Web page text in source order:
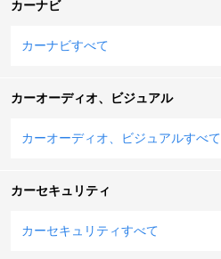
カーナビ
カーナビすべて
カーオーディオ、ビジュアル
カーオーディオ、ビジュアルすべて
カーセキュリティ
カーセキュリティすべて